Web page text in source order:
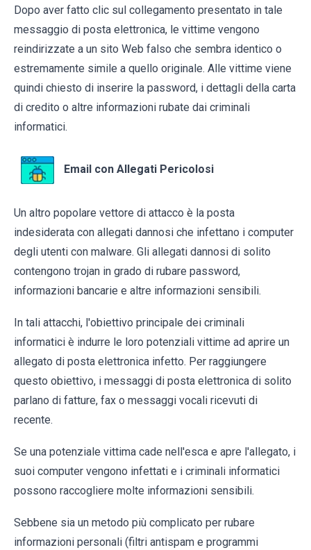
Dopo aver fatto clic sul collegamento presentato in tale
messaggio di posta elettronica, le vittime vengono
reindirizzate a un sito Web falso che sembra identico o
estremamente simile a quello originale. Alle vittime viene
quindi chiesto di inserire la password, i dettagli della carta
di credito o altre informazioni rubate dai criminali
informatici.
Email con Allegati Pericolosi
Un altro popolare vettore di attacco è la posta
indesiderata con allegati dannosi che infettano i computer
degli utenti con malware. Gli allegati dannosi di solito
contengono trojan in grado di rubare password,
informazioni bancarie e altre informazioni sensibili.
In tali attacchi, l'obiettivo principale dei criminali
informatici è indurre le loro potenziali vittime ad aprire un
allegato di posta elettronica infetto. Per raggiungere
questo obiettivo, i messaggi di posta elettronica di solito
parlano di fatture, fax o messaggi vocali ricevuti di
recente.
Se una potenziale vittima cade nell'esca e apre l'allegato, i
suoi computer vengono infettati e i criminali informatici
possono raccogliere molte informazioni sensibili.
Sebbene sia un metodo più complicato per rubare
informazioni personali (filtri antispam e programmi